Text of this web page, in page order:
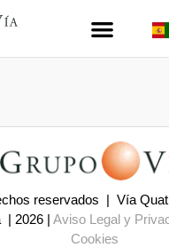
reservados | Vía
| 2026 | Aviso Legal y
Cookies